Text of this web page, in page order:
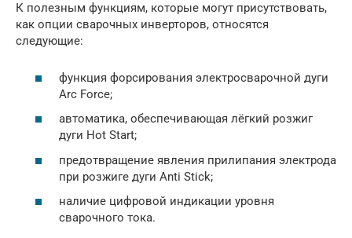
К полезным функциям, которые могут присутствовать,
как опции сварочных инверторов, относятся
следующие:
функция форсирования электросварочной дуги
Arc Force;
автоматика, обеспечивающая лёгкий розжиг
дуги Hot Start;
предотвращение явления прилипания электрода
при розжиге дуги Anti Stick;
наличие цифровой индикации уровня
сварочного тока.